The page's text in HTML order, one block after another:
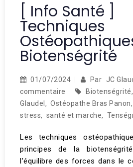
[ Info Santé ]
Techniques
Biotenségrité
01/07/2024 Par JC
commentaire
Biotenségrité,
Glaudel, Ostéopathe Bras Panon,
stress, santé et marche,
Les techniques
principes de la
l’équilibre des forces dans le